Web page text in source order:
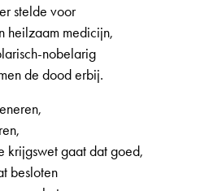
stelde voor
heilzaam medicijn,
nobelarig
de dood erbij.
krijgswet gaat dat goed,
besloten